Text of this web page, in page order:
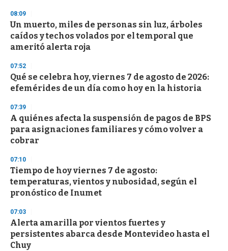
d
s
o
f
3
s
e
c
o
d
s
08:09
Un muerto, miles de personas sin luz, árboles
caídos y techos volados por el temporal que
ameritó alerta roja
07:52
Qué se celebra hoy, viernes 7 de agosto de 2026:
efemérides de un día como hoy en la historia
07:39
A quiénes afecta la suspensión de pagos de BPS
para asignaciones familiares y cómo volver a
cobrar
07:10
Tiempo de hoy viernes 7 de agosto:
temperaturas, vientos y nubosidad, según el
pronóstico de Inumet
07:03
Alerta amarilla por vientos fuertes y
persistentes abarca desde Montevideo hasta el
Chuy